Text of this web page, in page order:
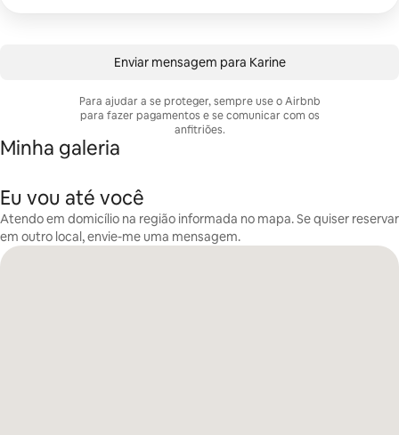
Enviar mensagem para Karine
Para ajudar a se proteger, sempre use o Airbnb
para fazer pagamentos e se comunicar com os
anfitriões.
Minha galeria
Eu vou até você
Atendo em domicílio na região informada no mapa. Se quiser reservar
em outro local, envie-me uma mensagem.